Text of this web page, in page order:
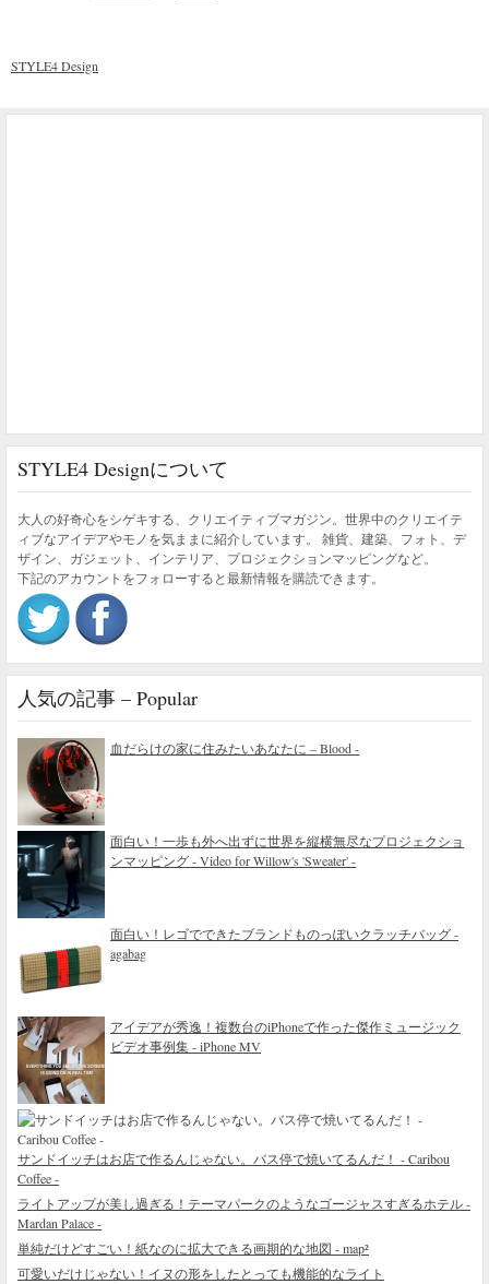
STYLE4 Design
STYLE4 Designについて
大人の好奇心をシゲキする、クリエイティブマガジン。世界中のクリエイテ
ィブなアイデアやモノを気ままに紹介しています。 雑貨、建築、フォト、デ
ザイン、ガジェット、インテリア、プロジェクションマッピングなど。
下記のアカウントをフォローすると最新情報を購読できます。
人気の記事 – Popular
血だらけの家に住みたいあなたに – Blood -
面白い！一歩も外へ出ずに世界を縦横無尽なプロジェクショ
ンマッピング - Video for Willow's 'Sweater' -
面白い！レゴでできたブランドものっぽいクラッチバッグ -
agabag
アイデアが秀逸！複数台のiPhoneで作った傑作ミュージック
ビデオ事例集 - iPhone MV
サンドイッチはお店で作るんじゃない。バス停で焼いてるんだ！ - Caribou
Coffee -
ライトアップが美し過ぎる！テーマパークのようなゴージャスすぎるホテル -
Mardan Palace -
単純だけどすごい！紙なのに拡大できる画期的な地図 - map²
可愛いだけじゃない！イヌの形をしたとっても機能的なライト